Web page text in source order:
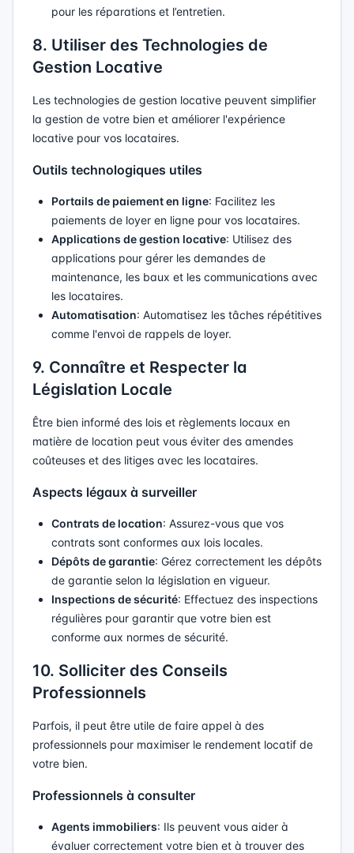
pour les réparations et l’entretien.
8. Utiliser des Technologies de
Gestion Locative
Les technologies de gestion locative peuvent simplifier
la gestion de votre bien et améliorer l'expérience
locative pour vos locataires.
Outils technologiques utiles
Portails de paiement en ligne: Facilitez les
paiements de loyer en ligne pour vos locataires.
Applications de gestion locative: Utilisez des
applications pour gérer les demandes de
maintenance, les baux et les communications avec
les locataires.
Automatisation: Automatisez les tâches répétitives
comme l'envoi de rappels de loyer.
9. Connaître et Respecter la
Législation Locale
Être bien informé des lois et règlements locaux en
matière de location peut vous éviter des amendes
coûteuses et des litiges avec les locataires.
Aspects légaux à surveiller
Contrats de location: Assurez-vous que vos
contrats sont conformes aux lois locales.
Dépôts de garantie: Gérez correctement les dépôts
de garantie selon la législation en vigueur.
Inspections de sécurité: Effectuez des inspections
régulières pour garantir que votre bien est
conforme aux normes de sécurité.
10. Solliciter des Conseils
Professionnels
Parfois, il peut être utile de faire appel à des
professionnels pour maximiser le rendement locatif de
votre bien.
Professionnels à consulter
Agents immobiliers: Ils peuvent vous aider à
évaluer correctement votre bien et à trouver des